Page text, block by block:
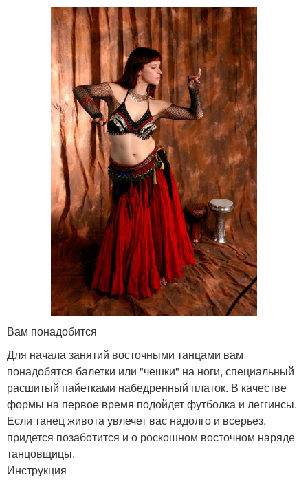
Вам понадобится
Для начала занятий восточными танцами вам
понадобятся балетки или "чешки" на ноги, специальный
расшитый пайетками набедренный платок. В качестве
формы на первое время подойдет футболка и леггинсы.
Если танец живота увлечет вас надолго и всерьез,
придется позаботится и о роскошном восточном наряде
танцовщицы.
Инструкция